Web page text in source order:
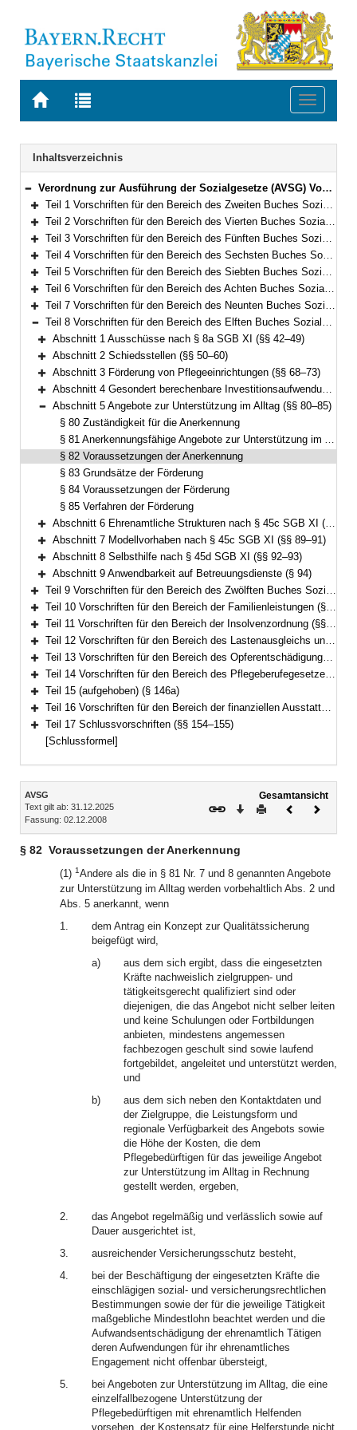
Zur
BAYERN.RECHT
Zur
letzten
Suche
Toggle
Navigation
Inhaltsverzeichnis
Bereich reduzieren
Verordnung zur Ausführung der Sozialgesetze (AVSG) Vom 2. Dezember 2008 (GVBl. S. 912, 982) BayRS 86-8-A/G (§§ 1–155)
Bereich erweitern
Teil 1 Vorschriften für den Bereich des Zweiten Buches Sozialgesetzbuch (§§ 1–2)
Bereich erweitern
Teil 2 Vorschriften für den Bereich des Vierten Buches Sozialgesetzbuch – Gemeinsame Vorschriften für die Sozialversicherung – (§§ 5–5f)
Bereich erweitern
Teil 3 Vorschriften für den Bereich des Fünften Buches Sozialgesetzbuch – Gesetzliche Krankenversicherung – (§§ 6–10)
Bereich erweitern
Teil 4 Vorschriften für den Bereich des Sechsten Buches Sozialgesetzbuch – Gesetzliche Rentenversicherung – und für den Bereich des Gesetzes über die Alterssicherung der Landwirte und des Gesetzes zur Förderung der Einstellung der landwirtschaftlichen Erwerbstätigkeit (§§ 11–15)
Bereich erweitern
Teil 5 Vorschriften für den Bereich des Siebten Buches Sozialgesetzbuch – Gesetzliche Unfallversicherung – (§§ 16–21)
Bereich erweitern
Teil 6 Vorschriften für den Bereich des Achten Buches Sozialgesetzbuch – Kinder- und Jugendhilfe – und für weitere Regelungen des Kinder- und Jugendhilferechts (§§ 22–40f)
Bereich erweitern
Teil 7 Vorschriften für den Bereich des Neunten Buches Sozialgesetzbuch – Rehabilitation und Teilhabe Menschen mit Behinderungen – (§§ 41–41h)
Bereich reduzieren
Teil 8 Vorschriften für den Bereich des Elften Buches Sozialgesetzbuch – Soziale Pflegeversicherung – (§§ 42–94)
Bereich erweitern
Abschnitt 1 Ausschüsse nach § 8a SGB XI (§§ 42–49)
Bereich erweitern
Abschnitt 2 Schiedsstellen (§§ 50–60)
Bereich erweitern
Abschnitt 3 Förderung von Pflegeeinrichtungen (§§ 68–73)
Bereich erweitern
Abschnitt 4 Gesondert berechenbare Investitionsaufwendungen (§§ 74–79)
Bereich reduzieren
Abschnitt 5 Angebote zur Unterstützung im Alltag (§§ 80–85)
§ 80 Zuständigkeit für die Anerkennung
§ 81 Anerkennungsfähige Angebote zur Unterstützung im Alltag
§ 82 Voraussetzungen der Anerkennung
§ 83 Grundsätze der Förderung
§ 84 Voraussetzungen der Förderung
§ 85 Verfahren der Förderung
Bereich erweitern
Abschnitt 6 Ehrenamtliche Strukturen nach § 45c SGB XI (§§ 86–88)
Bereich erweitern
Abschnitt 7 Modellvorhaben nach § 45c SGB XI (§§ 89–91)
Bereich erweitern
Abschnitt 8 Selbsthilfe nach § 45d SGB XI (§§ 92–93)
Bereich erweitern
Abschnitt 9 Anwendbarkeit auf Betreuungsdienste (§ 94)
Bereich erweitern
Teil 9 Vorschriften für den Bereich des Zwölften Buches Sozialgesetzbuch – Sozialhilfe – (§§ 98–101)
Bereich erweitern
Teil 10 Vorschriften für den Bereich der Familienleistungen (§§ 102–103)
Bereich erweitern
Teil 11 Vorschriften für den Bereich der Insolvenzordnung (§§ 104–113)
Bereich erweitern
Teil 12 Vorschriften für den Bereich des Lastenausgleichs und des Flüchtlingswesens (§§ 114–133a)
Bereich erweitern
Teil 13 Vorschriften für den Bereich des Opferentschädigungsgesetzes (§§ 134–135)
Bereich erweitern
Teil 14 Vorschriften für den Bereich des Pflegeberufegesetzes (§§ 136–146)
Bereich erweitern
Teil 15 (aufgehoben) (§ 146a)
Bereich erweitern
Teil 16 Vorschriften für den Bereich der finanziellen Ausstattung von Betreuungsvereinen zur Wahrnehmung von Querschnittsaufgaben (§§ 147–153)
Bereich erweitern
Teil 17 Schlussvorschriften (§§ 154–155)
[Schlussformel]
Inhalt
AVSG
Text gilt ab: 31.12.2025
Fassung: 02.12.2008
Gesamtansicht
Download
DruckenVorheriges
§ 82 Voraussetzungen der Anerkennung
(1) 1Andere als die in § 81 Nr. 7 und 8 genannten Angebote
zur Unterstützung im Alltag werden vorbehaltlich Abs. 2 und
Abs. 5 anerkannt, wenn
1.
dem Antrag ein Konzept zur Qualitätssicherung
beigefügt wird,
a)
aus dem sich ergibt, dass die eingesetzten
Kräfte nachweislich zielgruppen- und
tätigkeitsgerecht qualifiziert sind oder
diejenigen, die das Angebot nicht selber leiten
und keine Schulungen oder Fortbildungen
anbieten, mindestens angemessen
fachbezogen geschult sind sowie laufend
fortgebildet, angeleitet und unterstützt werden,
und
b)
aus dem sich neben den Kontaktdaten und
der Zielgruppe, die Leistungsform und
regionale Verfügbarkeit des Angebots sowie
die Höhe der Kosten, die dem
Pflegebedürftigen für das jeweilige Angebot
zur Unterstützung im Alltag in Rechnung
gestellt werden, ergeben,
2.
das Angebot regelmäßig und verlässlich sowie auf
Dauer ausgerichtet ist,
3.
ausreichender Versicherungsschutz besteht,
4.
bei der Beschäftigung der eingesetzten Kräfte die
einschlägigen sozial- und versicherungsrechtlichen
Bestimmungen sowie der für die jeweilige Tätigkeit
maßgebliche Mindestlohn beachtet werden und die
Aufwandsentschädigung der ehrenamtlich Tätigen
deren Aufwendungen für ihr ehrenamtliches
Engagement nicht offenbar übersteigt,
5.
bei Angeboten zur Unterstützung im Alltag, die eine
einzelfallbezogene Unterstützung der
Pflegebedürftigen mit ehrenamtlich Helfenden
vorsehen, der Kostensatz für eine Helferstunde nicht